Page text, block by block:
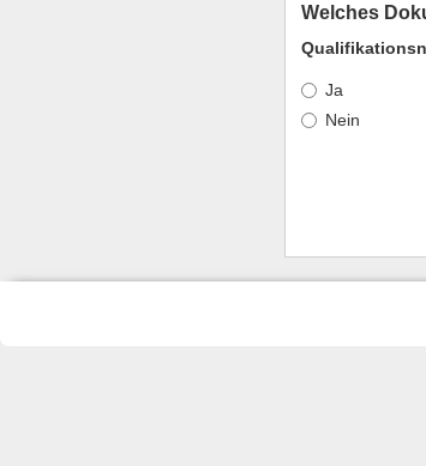
Welches
Ja
Nein